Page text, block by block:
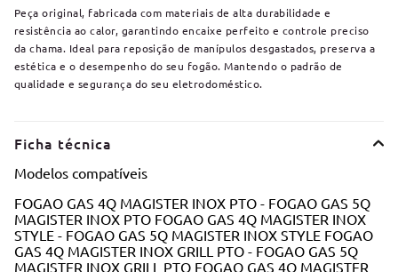
Peça original, fabricada com materiais de alta durabilidade e
resistência ao calor, garantindo encaixe perfeito e controle preciso
da chama. Ideal para reposição de manípulos desgastados, preserva a
estética e o desempenho do seu fogão. Mantendo o padrão de
qualidade e segurança do seu eletrodoméstico.
Ficha técnica
Modelos compatíveis
FOGAO GAS 4Q MAGISTER INOX PTO - FOGAO GAS 5Q
MAGISTER INOX PTO FOGAO GAS 4Q MAGISTER INOX
STYLE - FOGAO GAS 5Q MAGISTER INOX STYLE FOGAO
GAS 4Q MAGISTER INOX GRILL PTO - FOGAO GAS 5Q
MAGISTER INOX GRILL PTO FOGAO GAS 4Q MAGISTER